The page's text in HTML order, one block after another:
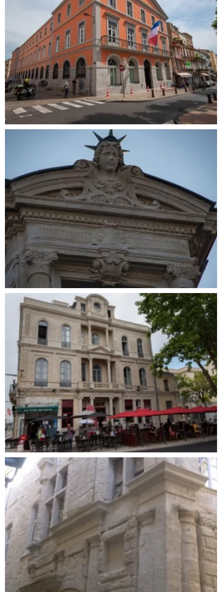
RÉNOVATION DES FAÇADES DE LA MAIRIE DE
SÈTE
Patrimoine ancien,Ravalement de façade,Taille et pose de pierres
Zinguerie et Etanchéité
RESTAURATION DES FAÇADES – 9 QUAI
FRANÇOIS MAILLOL À SÈTE
Patrimoine ancien ,Ravalement de façade,Taille et pose de pierres
Zinguerie et Etanchéité
RÉNOVATION DE FAÇADES – 18 AVENUE
FEUCHÈRES À NÎMES
Patrimoine ancien , Peinture & Décoration Ravalement de façade,
Taille et pose de pierres,Zinguerie et Etanchéité